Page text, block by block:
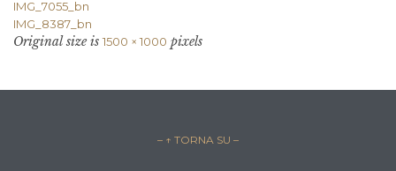
IMG_7055_bn
IMG_8387_bn
Original size is 1500 × 1000 pixels
– ↑ TORNA SU –